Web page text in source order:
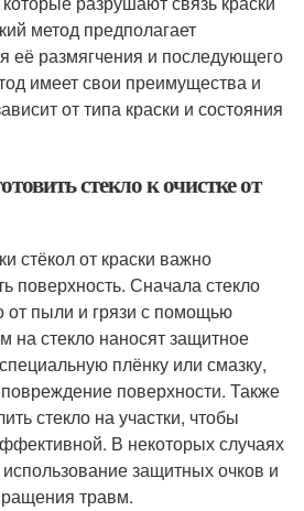
метод предполагает
её размягчения и последующего
имеет свои преимущества и
от типа краски и состояния
стекло к очистке от
стёкол от краски важно
поверхность. Сначала стекло
пыли и грязи с помощью
на стекло наносят защитное
плёнку или смазку,
поверхности. Также
стекло на участки, чтобы
В некоторых случаях
защитных очков и
травм.